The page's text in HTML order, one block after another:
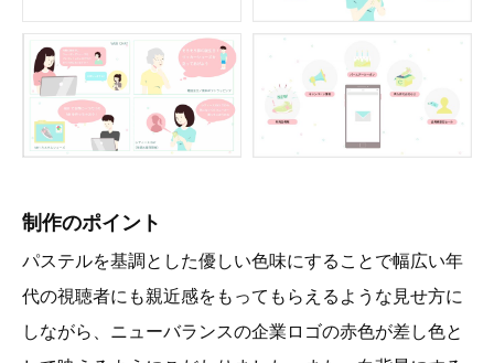
制作のポイント
パステルを基調とした優しい色味にすることで幅広い年
代の視聴者にも親近感をもってもらえるような見せ方に
しながら、ニューバランスの企業ロゴの赤色が差し色と